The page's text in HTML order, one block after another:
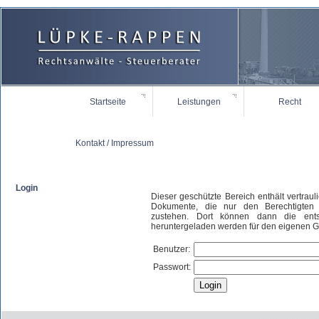
Startseite Leistungen Recht
Kontakt / Impressum
Login
Dieser geschützte Bereich enthält
Dokumente, die nur den Berechtigten
zustehen. Dort können dann die
heruntergeladen werden für den eigenen
Benutzer:
Passwort: